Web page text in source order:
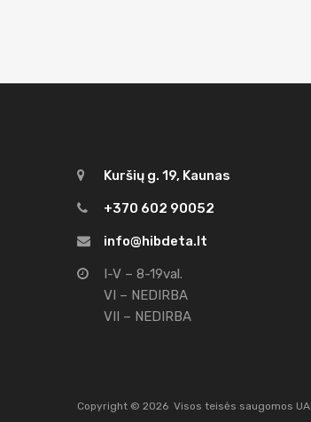
Kuršių g. 19, Kaunas
+370 602 90052
info@hibdeta.lt
I-V – 8-19val.
VI – NEDIRBA
VII – NEDIRBA
Copyright © 2026 Visos teisės saugomos